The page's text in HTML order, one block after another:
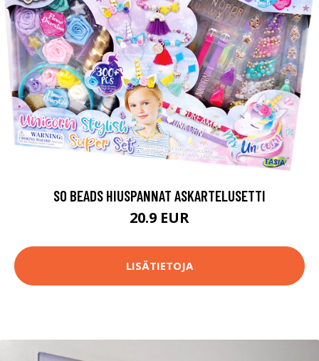
SO BEADS HIUSPANNAT ASKARTELUSETTI
20.9 EUR
LISÄTIETOJA